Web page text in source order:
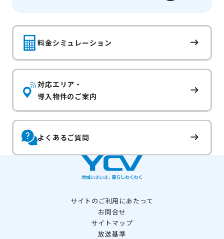
料金シミュレーション
対応エリア・
導入物件のご案内
よくあるご質問
サイトのご利用にあたって
お問合せ
サイトマップ
放送基準